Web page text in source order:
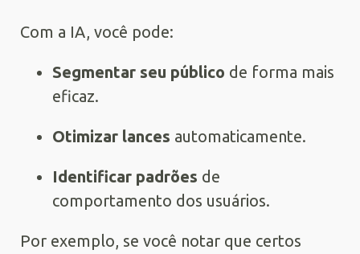
Com a IA, você pode:
Segmentar seu público de forma mais
eficaz.
Otimizar lances automaticamente.
Identificar padrões de
comportamento dos usuários.
Por exemplo, se você notar que certos